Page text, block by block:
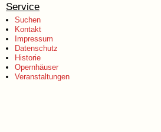
Service
Suchen
Kontakt
Impressum
Datenschutz
Historie
Opernhäuser
Veranstaltungen